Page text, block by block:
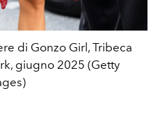
di Gonzo Girl, Tribeca
giugno 2025 (Getty